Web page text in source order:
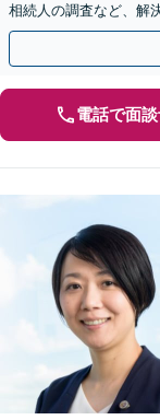
相続人の調査など、解
セス良好】【分かりや
電話で面